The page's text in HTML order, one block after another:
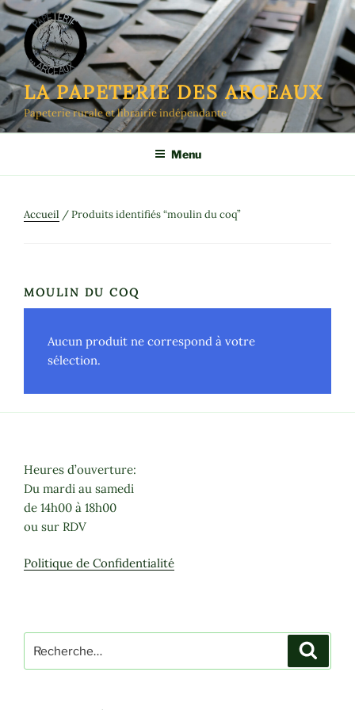
Aller
au
contenu
principal
LA PAPETERIE DES ARCEAUX
Papeterie rurale et librairie indépendante
Menu
Accueil / Produits identifiés “moulin du coq”
MOULIN DU COQ
Aucun produit ne correspond à votre
sélection.
Heures d’ouverture:
Du mardi au samedi
de 14h00 à 18h00
ou sur RDV
Politique de Confidentialité
pour